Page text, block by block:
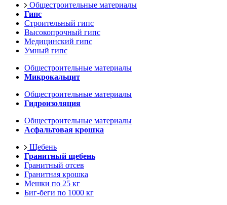
Общестроительные материалы
Гипс
Строительный гипс
Высокопрочный гипс
Медицинский гипс
Умный гипс
Общестроительные материалы
Микрокальцит
Общестроительные материалы
Гидроизоляция
Общестроительные материалы
Асфальтовая крошка
Щебень
Гранитный щебень
Гранитный отсев
Гранитная крошка
Мешки по 25 кг
Биг-беги по 1000 кг